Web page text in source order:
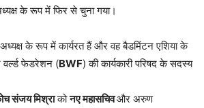
के रूप में फिर से चुना गया।
के रूप में कार्यरत हैं और वह बैडमिंटन एशिया के
वर्ल्ड फेडरेशन (BWF) की कार्यकारी परिषद के सदस्य
संजय मिश्राकोनए महासचिवऔर अरुण